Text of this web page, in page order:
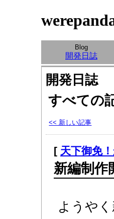
Blog
開発日誌
開発日誌
すべての
<< 新しい記事
[ 天下御免
新編制作
ようや